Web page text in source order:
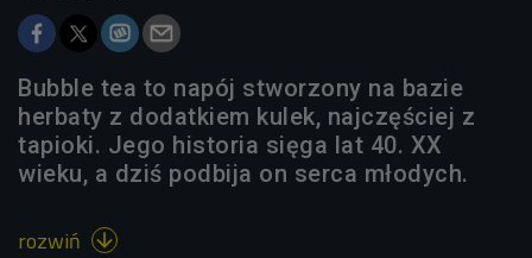
Bubble tea to napój stworzony na bazie
herbaty z dodatkiem kulek, najczęściej z
tapioki. Jego historia sięga lat 40. XX
wieku, a dziś podbija on serca młodych.
rozwiń 